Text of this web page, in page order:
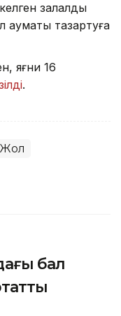
залалды
аумақты тазартуға
яғни 16
.
Жол
бал